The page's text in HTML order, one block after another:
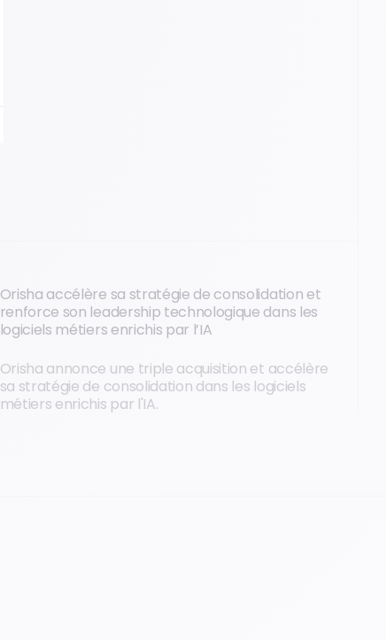
Orisha accélère sa stratégie de consolidation et
renforce son leadership technologique dans les
logiciels métiers enrichis par l’IA
Orisha annonce une triple acquisition et accélère
sa stratégie de consolidation dans les logiciels
métiers enrichis par l'IA.